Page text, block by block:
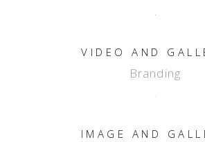
VIDEO AND
Branding
IMAGE AND